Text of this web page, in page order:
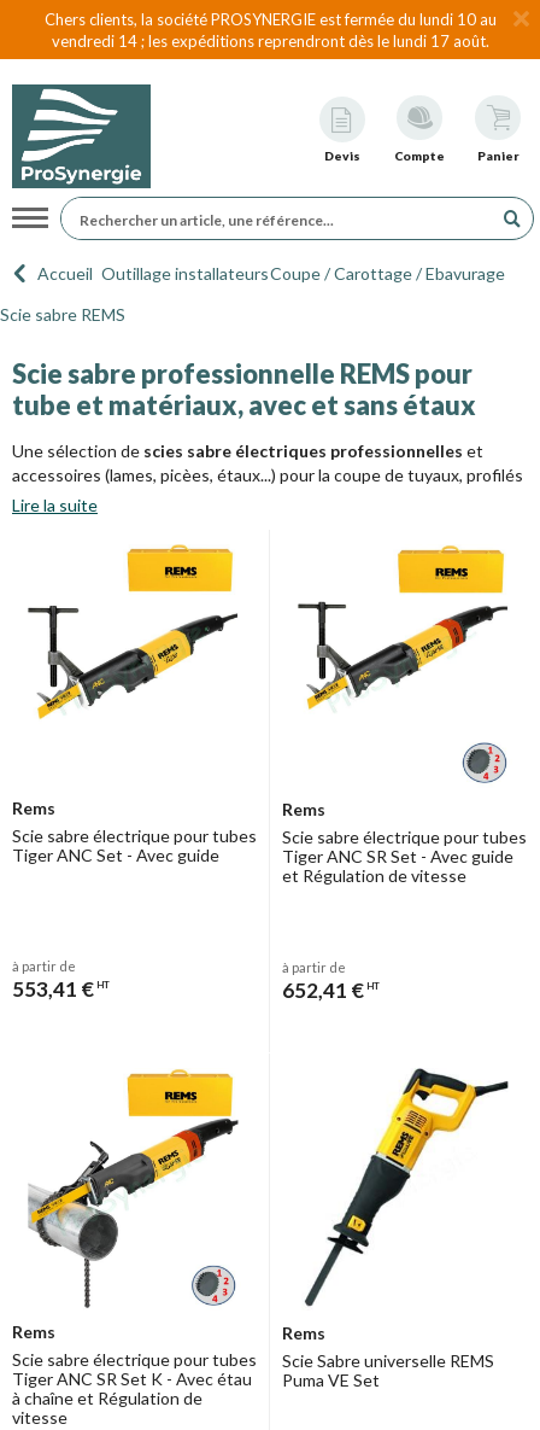
Chers clients, la société PROSYNERGIE est fermée du lundi 10 au
vendredi 14 ; les expéditions reprendront dès le lundi 17 août.
Devis Compte Panier
Navigation
Accueil Outillage installateursCoupe / Carottage / Ebavurage
Scie sabre REMS
Scie sabre professionnelle REMS pour
tube et matériaux, avec et sans étaux
Une sélection de scies sabre électriques professionnelles et
accessoires (lames, picèes, étaux...) pour la coupe de tuyaux, profilés
métalliques, bois, palette, PVC...
travaux de coupes de tubes, taules...
Lire la suite
Rems
Scie sabre électrique pour tubes
Tiger ANC Set - Avec guide
à partir de
553,41 € HT
Rems
Scie sabre électrique pour tubes
Tiger ANC SR Set - Avec guide
et Régulation de vitesse
à partir de
652,41 € HT
Rems
Scie sabre électrique pour tubes
Tiger ANC SR Set K - Avec étau
à chaîne et Régulation de
vitesse
Rems
Scie Sabre universelle REMS
Puma VE Set